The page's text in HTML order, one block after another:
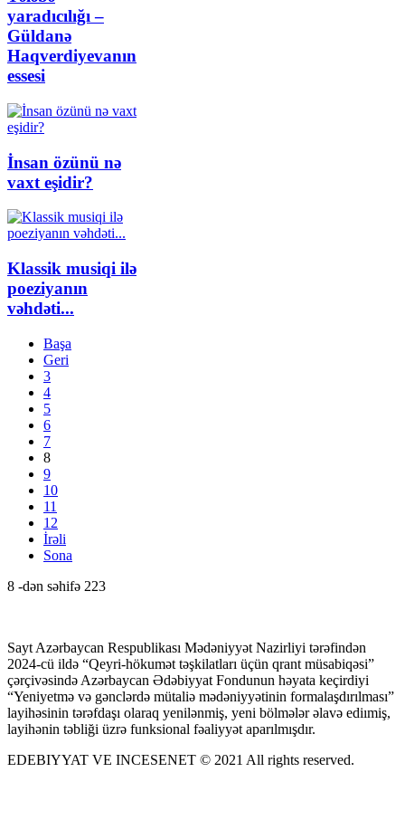
yaradıcılığı –
Güldanə
Haqverdiyevanın
essesi
İnsan özünü nə
vaxt eşidir?
Klassik musiqi ilə
poeziyanın
vəhdəti...
Başa
Geri
3
4
5
6
7
8
9
10
11
12
İrəli
Sona
8 -dən səhifə 223
Sayt Azərbaycan Respublikası Mədəniyyət Nazirliyi tərəfindən
2024-cü ildə “Qeyri-hökumət təşkilatları üçün qrant müsabiqəsi”
çərçivəsində Azərbaycan Ədəbiyyat Fondunun həyata keçirdiyi
“Yeniyetmə və gənclərdə mütaliə mədəniyyətinin formalaşdırılması”
layihəsinin tərəfdaşı olaraq yenilənmiş, yeni bölmələr əlavə ediımiş,
layihənin təbliği üzrə funksional fəaliyyət aparılmışdır.
EDEBIYYAT VE INCESENET © 2021 All rights reserved.